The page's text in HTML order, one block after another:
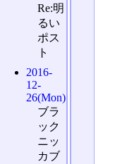
Re:明
るい
ポス
ト
2016-
12-
26(Mon)
ブラ
ック
ニッ
カブ